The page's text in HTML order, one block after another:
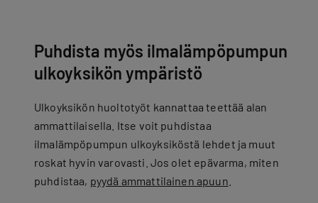
Puhdista myös ilmalämpöpumpun
ulkoyksikön ympäristö
Ulkoyksikön huoltotyöt kannattaa teettää alan
ammattilaisella. Itse voit puhdistaa
ilmalämpöpumpun ulkoyksiköstä lehdet ja muut
roskat hyvin varovasti. Jos olet epävarma, miten
puhdistaa, pyydä ammattilainen apuun